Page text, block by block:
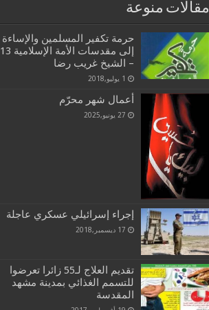
مقالات منوعة
حرمة تكفير المسلمين والإساءة
إلى مقدسات الأمة الإسلامية 13
– الشيخ غريب رضا
1 يوليو,2018
أعمال شهر محرّم
27 يونيو,2025
إجراء إسرائيلي عسكري عاجلة
17 ديسمبر,2018
تقديم العلاج لـ55 زائرا تعرضوا
للتسمم الغذائي بمدينة مشهد
المقدسة